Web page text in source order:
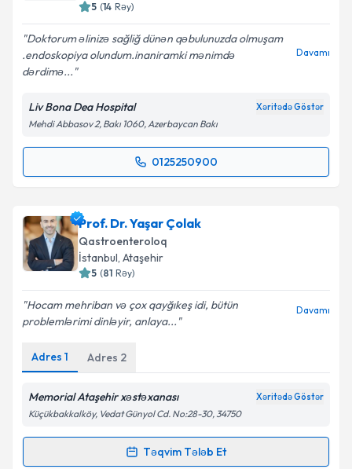
Şəxsi məlumatlarımın emal edilməsinə dair
Aydınlatma Mətni
edilməsinə razılıq verirəm.
Təqvim Tələbini Göndər
5 (14 Rəy)
Doktorum əlinizə sağliğ dünən qəbulunuzda olmuşam
.endoskopiya olundum.inaniramki mənimdə
dərdimə...
Davamı
Liv Bona Dea Hospital Xəritədə Göstər
Mehdi Abbasov 2, Bakı 1060, Azerbaycan Bakı
0125250900
Randevu Təqvimi Tələbi
Uzman Doktor Fuad Mustafayev
randevu təqvimi tələbi yaradın. Bu mütəxəssisdən
randevu ala biləcəyiniz təqvim hazır olduqda e-poçt
ilə məlumatlandırılacaqsınız.
E-poçt Ünvanınız
Şəxsi məlumatlarımın emal edilməsinə dair
Aydınlatma Mətnini oxudum və şəxsi
məlumatlarımın göstərilən çərçivədə emal
Prof. Dr. Yaşar Çolak
Qastroenteroloq
İstanbul, Ataşehir
5 (81 Rəy)
Hocam mehriban və çox qayğıkeş idi, bütün
problemlərimi dinləyir, anlaya...
Davamı
Adres 1 Adres 2
Memorial Ataşehir xəstəxanası Xəritədə Göstər
Küçükbakkalköy, Vedat Günyol Cd. No:28-30, 34750
Təqvim Tələb Et
Randevu Təqvimi Tələbi